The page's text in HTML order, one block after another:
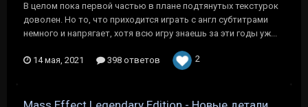
В целом пока первой частью в плане подтянутых текстурок
доволен. Но то, что приходится играть с англ субтитрами
немного и напрягает, хотя всю игру знаешь за эти годы уж...
14 мая, 2021 398 ответов 2